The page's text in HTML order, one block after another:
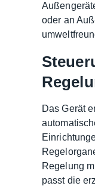
oder an
Das Gerät
Regelung
passt die